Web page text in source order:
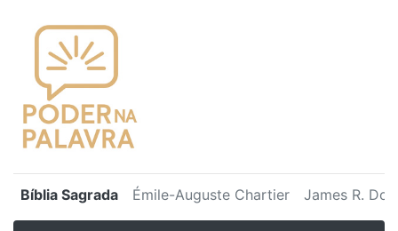
Bíblia Sagrada Émile-Auguste Chartier James R.